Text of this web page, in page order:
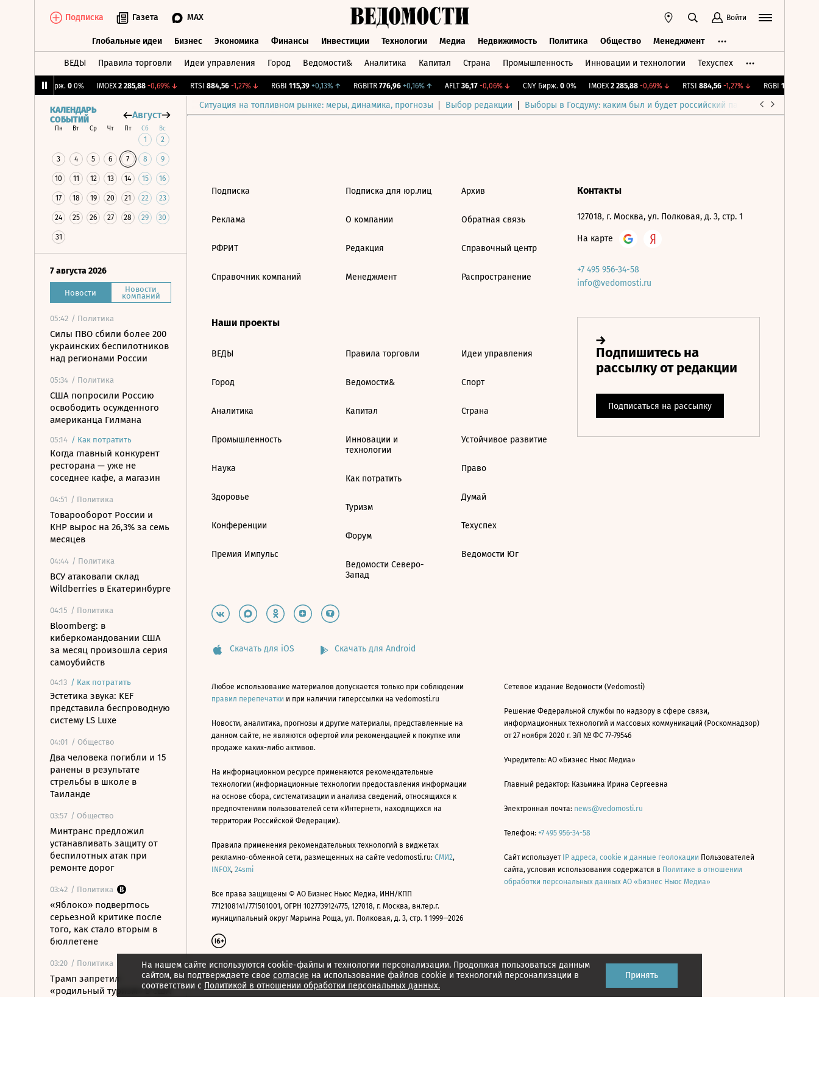
Подписка Газета MAX Войти
Глобальные идеи Бизнес Экономика Финансы Инвестиции Технологии Медиа Недвижимость Политика Общество Менеджмент
ВЕДЫ Правила торговли Идеи управления Город Ведомости& Аналитика Капитал Страна Промышленность Инновации и технологии Техуспех
CNY Бирж. 0 0% IMOEX 2 285,88 -0,69%↓ RTSI 884,56 -1,27%↓ RGBI 115,39 +0,13%↑ RGBITR 776,96 +0,16%↑ AFLT 36,17 -0,06%↓ CNY Бирж. 0 0% IMOEX 2 285,88 -0,69%↓ RTSI 884,56 -1,27%↓ RGBI 115,39
Ситуация на топливном рынке: меры, динамика, прогнозы Выбор редакции Выборы в Госдуму: каким был и будет российский парламент
КАЛЕНДАРЬ
СОБЫТИЙ
Август
Пн Вт Ср Чт Пт Сб Вс
1 2
3 4 5 6 7 8 9
10 11 12 13 14 15 16
17 18 19 20 21 22 23
24 25 26 27 28 29 30
31
7 августа 2026
Новости Новости
компаний
05:42 / Политика
Силы ПВО сбили более 200
украинских беспилотников
над регионами России
05:34 / Политика
США попросили Россию
освободить осужденного
американца Гилмана
05:14 / Как потратить
Когда главный конкурент
ресторана — уже не
соседнее кафе, а магазин
04:51 / Политика
Товарооборот России и
КНР вырос на 26,3% за семь
месяцев
04:44 / Политика
ВСУ атаковали склад
Wildberries в Екатеринбурге
04:15 / Политика
Bloomberg: в
киберкомандовании США
за месяц произошла серия
самоубийств
04:13 / Как потратить
Эстетика звука: KEF
представила беспроводную
систему LS Luxe
04:01 / Общество
Два человека погибли и 15
ранены в результате
стрельбы в школе в
Таиланде
03:57 / Общество
Минтранс предложил
устанавливать защиту от
беспилотных атак при
ремонте дорог
03:42 / Политика
«Яблоко» подверглось
серьезной критике после
того, как стало вторым в
бюллетене
03:20 / Политика
Трамп запретил
«родильный туризм» в США
На нашем сайте используются cookie-файлы и технологии персонализации. Продолжая пользоваться данным
сайтом, вы подтверждаете свое согласие на использование файлов cookie и технологий персонализации в
соответствии с Политикой в отношении обработки персональных данных.
Принять
Подписка
Реклама
РФРИТ
Справочник компаний
Подписка для юр.лиц
О компании
Редакция
Менеджмент
Архив
Обратная связь
Справочный центр
Распространение
Наши проекты
ВЕДЫ
Город
Аналитика
Промышленность
Наука
Здоровье
Конференции
Премия Импульс
Правила торговли
Ведомости&
Капитал
Инновации и
технологии
Как потратить
Туризм
Форум
Ведомости Северо-
Запад
Идеи управления
Спорт
Страна
Устойчивое развитие
Право
Думай
Техуспех
Ведомости Юг
Контакты
127018, г. Москва, ул. Полковая, д. 3, стр. 1
На карте
+7 495 956-34-58
info@vedomosti.ru
Скачать для iOS Скачать для Android
Любое использование материалов допускается только при соблюдении
правил перепечатки и при наличии гиперссылки на vedomosti.ru
Новости, аналитика, прогнозы и другие материалы, представленные на
данном сайте, не являются офертой или рекомендацией к покупке или
продаже каких-либо активов.
На информационном ресурсе применяются рекомендательные
технологии (информационные технологии предоставления информации
на основе сбора, систематизации и анализа сведений, относящихся к
предпочтениям пользователей сети «Интернет», находящихся на
территории Российской Федерации).
Правила применения рекомендательных технологий в виджетах
рекламно-обменной сети, размещенных на сайте vedomosti.ru: СМИ2,
INFOX, 24smi
Все права защищены © АО Бизнес Ньюс Медиа, ИНН/КПП
7712108141/771501001, ОГРН 1027739124775, 127018, г. Москва, вн.тер.г.
муниципальный округ Марьина Роща, ул. Полковая, д. 3, стр. 1 1999—2026
Сетевое издание Ведомости (Vedomosti)
Решение Федеральной службы по надзору в сфере связи,
информационных технологий и массовых коммуникаций (Роскомнадзор)
от 27 ноября 2020 г. ЭЛ № ФС 77-79546
Учредитель: АО «Бизнес Ньюс Медиа»
Главный редактор: Казьмина Ирина Сергеевна
Электронная почта: news@vedomosti.ru
Телефон: +7 495 956-34-58
Сайт использует IP адреса, cookie и данные геолокации Пользователей
сайта, условия использования содержатся в Политике в отношении
обработки персональных данных АО «Бизнес Ньюс Медиа»